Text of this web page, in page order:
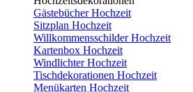
Gästebücher Hochzeit
Sitzplan Hochzeit
Willkommensschilder Hochzeit
Kartenbox Hochzeit
Windlichter Hochzeit
Tischdekorationen Hochzeit
Menükarten Hochzeit